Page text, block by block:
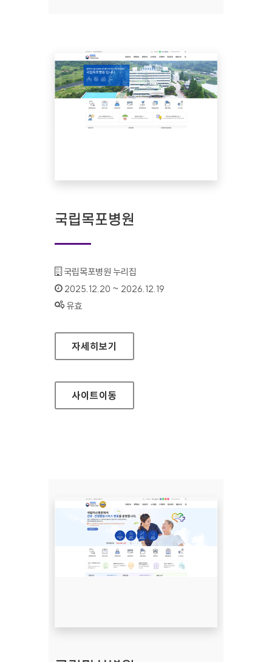
국립목포병원
기관명 :
국립목포병원 누리집
인증기간 :
2025.12.20 ~ 2026.12.19
상태 :
유효
국립목포병원
자세히보기
사이트이동